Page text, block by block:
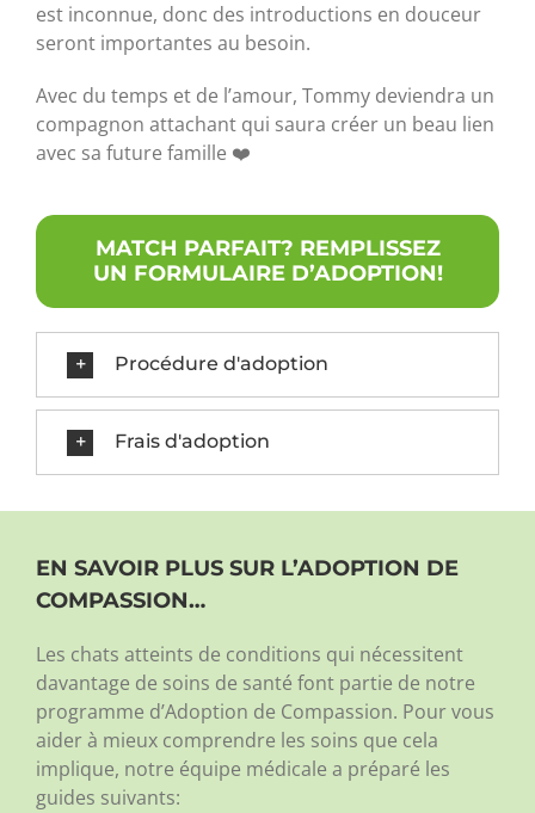
est inconnue, donc des introductions en douceur
seront importantes au besoin.
Avec du temps et de l’amour, Tommy deviendra un
compagnon attachant qui saura créer un beau lien
avec sa future famille ❤️
MATCH PARFAIT? REMPLISSEZ
UN FORMULAIRE D’ADOPTION!
Procédure d'adoption
Frais d'adoption
EN SAVOIR PLUS SUR L’ADOPTION DE
COMPASSION…
Les chats atteints de conditions qui nécessitent
davantage de soins de santé font partie de notre
programme d’Adoption de Compassion. Pour vous
aider à mieux comprendre les soins que cela
implique, notre équipe médicale a préparé les
guides suivants: